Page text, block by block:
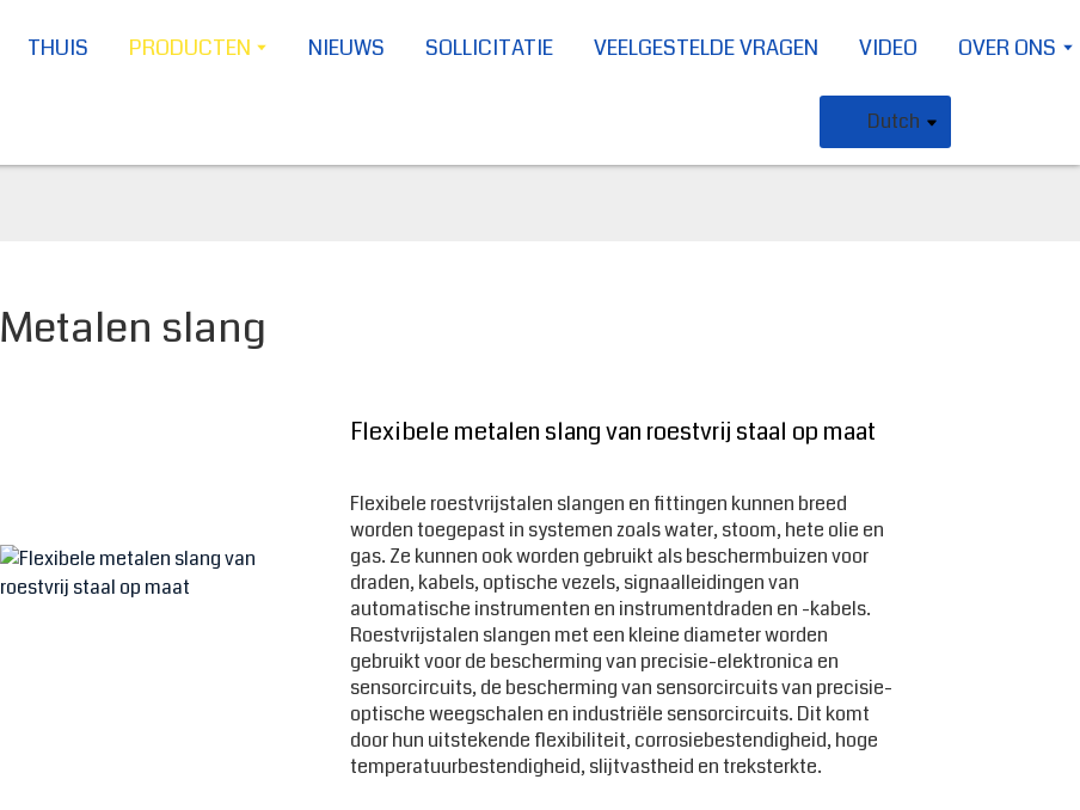
THUIS PRODUCTEN NIEUWS SOLLICITATIE VEELGESTELDE VRAGEN VIDEO OVER ONS
Dutch
Metalen slang
Flexibele metalen slang van roestvrij staal op maat
Flexibele roestvrijstalen slangen en fittingen kunnen breed
worden toegepast in systemen zoals water, stoom, hete olie en
gas. Ze kunnen ook worden gebruikt als beschermbuizen voor
draden, kabels, optische vezels, signaalleidingen van
automatische instrumenten en instrumentdraden en -kabels.
Roestvrijstalen slangen met een kleine diameter worden
gebruikt voor de bescherming van precisie-elektronica en
sensorcircuits, de bescherming van sensorcircuits van precisie-
optische weegschalen en industriële sensorcircuits. Dit komt
door hun uitstekende flexibiliteit, corrosiebestendigheid, hoge
temperatuurbestendigheid, slijtvastheid en treksterkte.